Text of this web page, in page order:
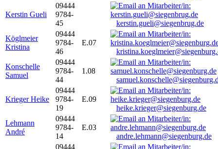
Kerstin Gueli
09444
9784-
45
kerstin.gueli@siegenbrug.de
Köglmeier
Kristina
09444
9784-
46
E.07
Konschelle
Samuel
09444
9784-
44
1.08
Krieger Heike
09444
9784-
19
E.09
heike.krieger@siegenburg.de
Lehmann
André
09444
9784-
14
E.03
andre.lehmann@siegenburg.de
09444